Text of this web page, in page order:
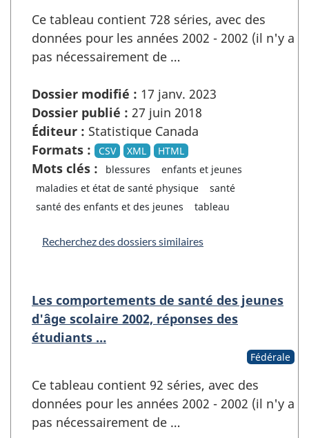
Ce tableau contient 728 séries, avec des
données pour les années 2002 - 2002 (il n'y a
pas nécessairement de …
Dossier modifié : 17 janv. 2023
Dossier publié : 27 juin 2018
Éditeur : Statistique Canada
Formats :
CSV XML HTML
Mots clés : blessures
enfants et jeunes
maladies et état de santé physique
santé
santé des enfants et des jeunes
tableau
Recherchez des dossiers similaires
Les comportements de santé des jeunes
d'âge scolaire 2002, réponses des
étudiants …
Fédérale
Ce tableau contient 92 séries, avec des
données pour les années 2002 - 2002 (il n'y a
pas nécessairement de …